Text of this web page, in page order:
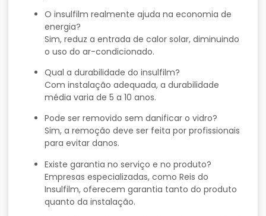
O insulfilm realmente ajuda na economia de
energia?
Sim, reduz a entrada de calor solar, diminuindo
o uso do ar-condicionado.
Qual a durabilidade do insulfilm?
Com instalação adequada, a durabilidade
média varia de 5 a 10 anos.
Pode ser removido sem danificar o vidro?
Sim, a remoção deve ser feita por profissionais
para evitar danos.
Existe garantia no serviço e no produto?
Empresas especializadas, como Reis do
Insulfilm, oferecem garantia tanto do produto
quanto da instalação.